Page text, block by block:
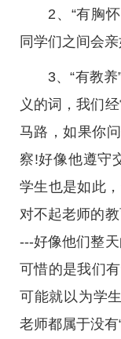
2、“有胸
同学们之间会
3、“有教
义的词，我们
马路，如果你
察!好像他遵守
学生也是如此
对不起老师的
---好像他们整
可惜的是我们
可能就以为学
老师都属于没有